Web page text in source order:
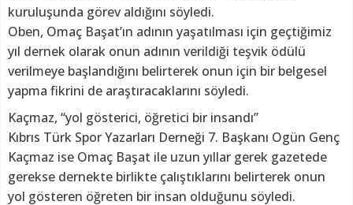
kuruluşunda görev aldığını söyledi.
Oben, Omaç Başat’ın adının yaşatılması için geçtiğimiz
yıl dernek olarak onun adının verildiği teşvik ödülü
verilmeye başlandığını belirterek onun için bir belgesel
yapma fikrini de araştıracaklarını söyledi.
Kaçmaz, “yol gösterici, öğretici bir insandı”
Kıbrıs Türk Spor Yazarları Derneği 7. Başkanı Ogün Genç
Kaçmaz ise Omaç Başat ile uzun yıllar gerek gazetede
gerekse dernekte birlikte çalıştıklarını belirterek onun
yol gösteren öğreten bir insan olduğunu söyledi.